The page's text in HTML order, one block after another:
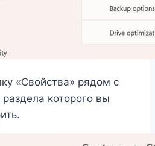
«Свойства» рядом с
которого вы